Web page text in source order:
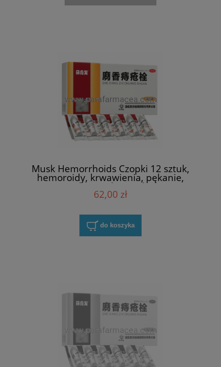
Musk Hemorrhoids Czopki 12 sztuk,
hemoroidy, krwawienia, pękanie,
zapalenie jelita grubego
62,00 zł
do koszyka